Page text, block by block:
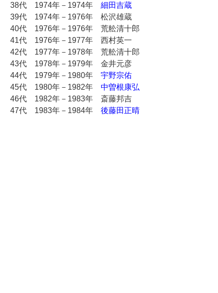
38代 1974年－1974年 細田吉蔵
39代 1974年－1976年 松沢雄蔵
40代 1976年－1976年 荒舩清十郎
41代 1976年－1977年 西村英一
42代 1977年－1978年 荒舩清十郎
43代 1978年－1979年 金井元彦
44代 1979年－1980年 宇野宗佑
45代 1980年－1982年 中曽根康弘
46代 1982年－1983年 斎藤邦吉
47代 1983年－1984年 後藤田正晴